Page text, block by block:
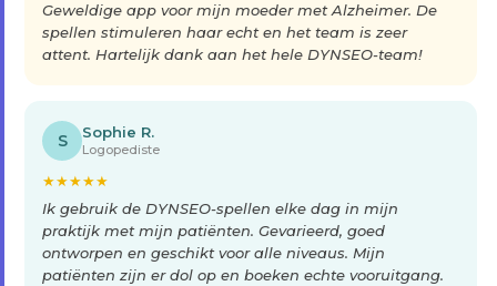
Geweldige app voor mijn moeder met Alzheimer. De
spellen stimuleren haar echt en het team is zeer
attent. Hartelijk dank aan het hele DYNSEO-team!
S Sophie R.
Logopediste
★★★★★
Ik gebruik de DYNSEO-spellen elke dag in mijn
praktijk met mijn patiënten. Gevarieerd, goed
ontworpen en geschikt voor alle niveaus. Mijn
patiënten zijn er dol op en boeken echte vooruitgang.